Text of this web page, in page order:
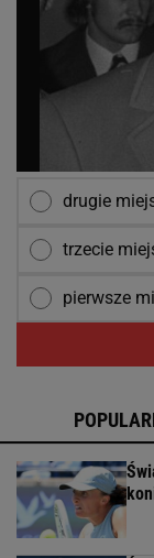
drugie
trzecie
pierwsze